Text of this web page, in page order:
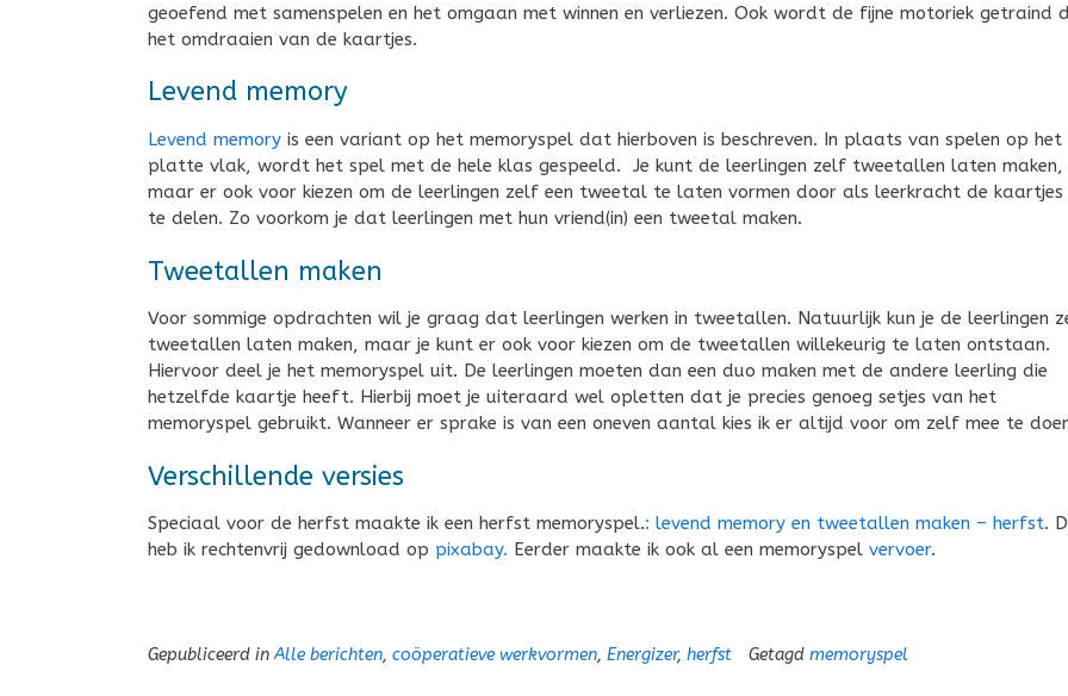
geoefend met samenspelen en het omgaan met winnen en verliezen. Ook wordt de fijne motoriek getraind
het omdraaien van de kaartjes.
Levend memory
Levend memory is een variant op het memoryspel dat hierboven is beschreven. In plaats van spelen op het
platte vlak, wordt het spel met de hele klas gespeeld. Je kunt de leerlingen zelf tweetallen laten maken,
maar er ook voor kiezen om de leerlingen zelf een tweetal te laten vormen door als leerkracht de
te delen. Zo voorkom je dat leerlingen met hun vriend(in) een tweetal maken.
Tweetallen maken
Voor sommige opdrachten wil je graag dat leerlingen werken in tweetallen. Natuurlijk kun je de leerlingen
tweetallen laten maken, maar je kunt er ook voor kiezen om de tweetallen willekeurig te laten ontstaan.
Hiervoor deel je het memoryspel uit. De leerlingen moeten dan een duo maken met de andere leerling die
hetzelfde kaartje heeft. Hierbij moet je uiteraard wel opletten dat je precies genoeg setjes van het
memoryspel gebruikt. Wanneer er sprake is van een oneven aantal kies ik er altijd voor om zelf mee te
Verschillende versies
Speciaal voor de herfst maakte ik een herfst memoryspel.: levend memory en tweetallen maken – herfst.
heb ik rechtenvrij gedownload op pixabay. Eerder maakte ik ook al een memoryspel vervoer.
Gepubliceerd inAlle berichten, coöperatieve werkvormen, Energizer, herfst Getagd memoryspel